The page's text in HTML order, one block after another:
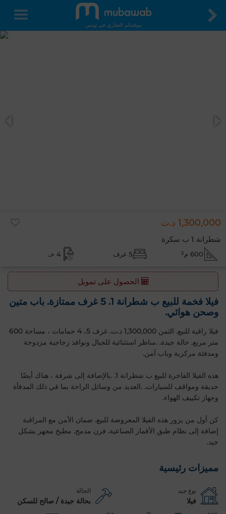
موقعكم العقاري في تونس
1,300,000 د.ت
شطرانة 1 ب سكرة
600 م² 5 غرف 4 حـ
الحصول على تمويل
فيلا فخمة للبيع ب شطرانة 1. 5 غرف ممتازة. باب متين
وصحن هوائي.
فيلا راقية للبيع. الثمن 1,300,000 د.ت. غرف 5، 4 حمامات ، مساحة 600
متر مربع. حالة جيدة. .مناظر استثنائية للجبال ونوافذ زجاجية مزدوجة
ومدفئة مركزية وباب آمن.
هذه الفيلا الفاخرة للبيع ب شطرانة 1. .بالإضافة إلى شرفة ، هناك أيضًا
حديقة ومواقف للسيارات. .العديد من وسائل الراحة بما في ذلك المدفأة
وجهاز تكييف الهواء.
كن أول من يزور هذه الفيلا المعروضة للبيع. ضمان الأمن مع المراقبة
إضافة إلى نظام طبق الأقمار الصناعية. فرن مدمج. مطبخ مجهز بشكل
جيد.
مميزات رئيسية
نوع جيد
فيلا
الحالة
بحالة جيدة / صالح للسكن